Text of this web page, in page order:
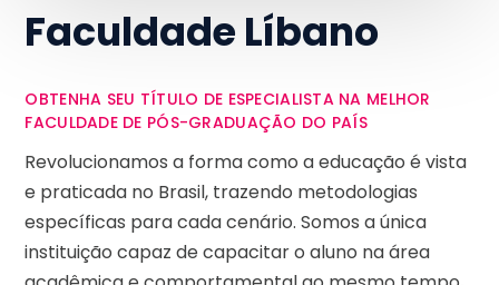
Faculdade Líbano
OBTENHA SEU TÍTULO DE ESPECIALISTA NA MELHOR
FACULDADE DE PÓS-GRADUAÇÃO DO PAÍS
Revolucionamos a forma como a educação é vista
e praticada no Brasil, trazendo metodologias
específicas para cada cenário. Somos a única
instituição capaz de capacitar o aluno na área